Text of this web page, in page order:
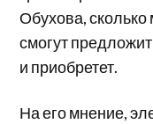
Обухова, сколько
смогут
и приобретет.
На его мнение,